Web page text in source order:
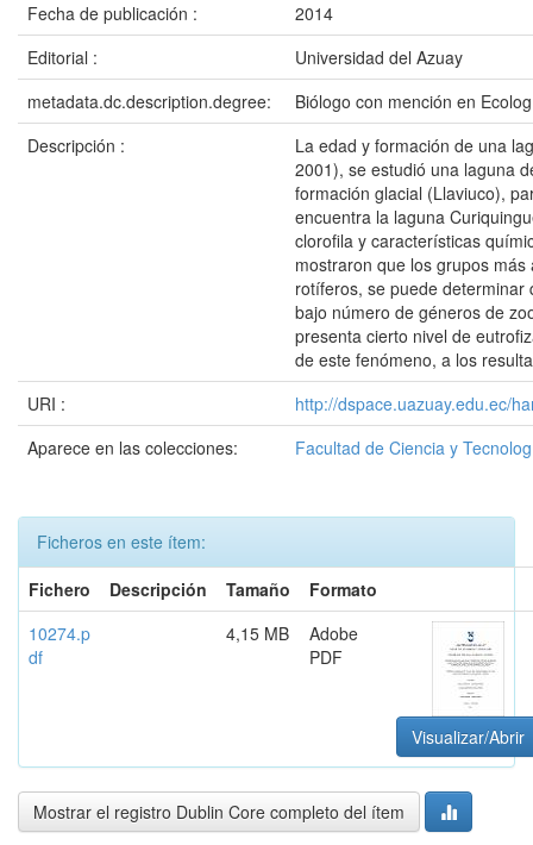
Fecha de publicación :
2014
Editorial :
Universidad del Azuay
metadata.dc.description.degree:
Biólogo con mención en
Descripción :
La edad y formación de una
2001), se estudió una laguna
formación glacial (Llaviuco),
encuentra la laguna
clorofila y características
mostraron que los grupos
rotíferos, se puede determinar
bajo número de géneros de
presenta cierto nivel de
de este fenómeno, a los
URI :
http://dspace.uazuay.edu.ec/
Aparece en las colecciones:
Facultad de Ciencia y
Ficheros en este ítem:
Fichero
Descripción Tamaño
Formato
10274.p
df
4,15 MB
Adobe
PDF
Visualizar/Abrir
Mostrar el registro Dublin Core completo del ítem